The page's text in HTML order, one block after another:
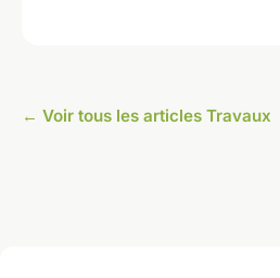
← Voir tous les articles Travaux